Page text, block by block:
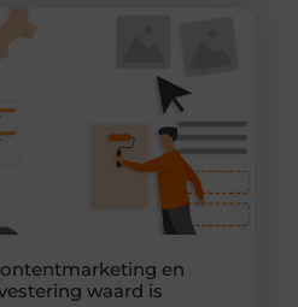
en
waard is